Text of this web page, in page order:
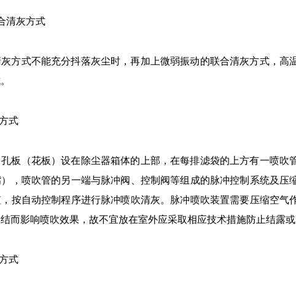
清灰方式
方式不能充分抖落灰尘时，再加上微弱振动的联合清灰方式，高
式
板（花板）设在除尘器箱体的上部，在每排滤袋的上方有一喷吹
，喷吹管的另一端与脉冲阀、控制阀等组成的脉冲控制系统及压
按自动控制程序进行脉冲喷吹清灰。脉冲喷吹装置需要压缩空气
而影响喷吹效果，故不宜放在室外应采取相应技术措施防止结露或
式